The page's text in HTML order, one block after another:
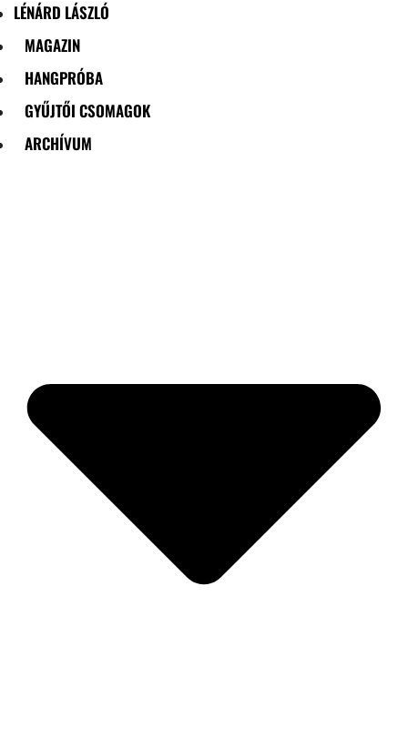
LÉNÁRD LÁSZLÓ
MAGAZIN
HANGPRÓBA
GYŰJTŐI CSOMAGOK
ARCHÍVUM